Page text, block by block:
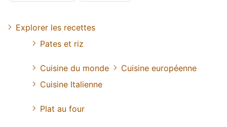
Explorer les recettes
Pates et riz
Cuisine du monde
Cuisine européenne
Cuisine Italienne
Plat au four